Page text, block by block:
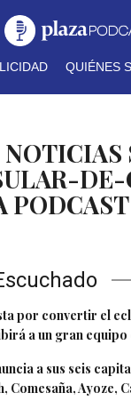
QUIÉNES
DE-
PODCAST
por convertir el
a un gran equipo
a sus seis
Comesaña, Ayoze,